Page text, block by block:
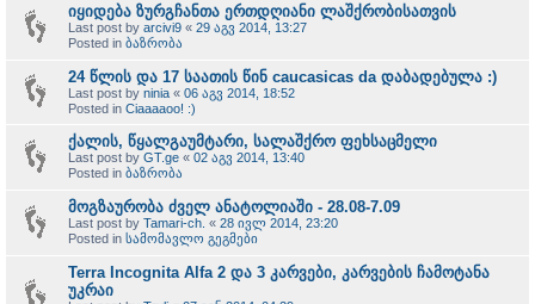
იყიდება ზურგჩანთა ერთდღიანი ლაშქრობისათვის
Last post by arcivi9 « 29 აგვ 2014, 13:27
Posted in ბაზრობა
24 წლის და 17 საათის წინ caucasicas da დაბადებულა :)
Last post by ninia « 06 აგვ 2014, 18:52
Posted in Ciaaaaoo! :)
ქალის, წყალგაუმტარი, სალაშქრო ფეხსაცმელი
Last post by GT.ge « 02 აგვ 2014, 13:40
Posted in ბაზრობა
მოგზაურობა ძველ ანატოლიაში - 28.08-7.09
Last post by Tamari-ch. « 28 ივლ 2014, 23:20
Posted in სამომავლო გეგმები
Terra Incognita Alfa 2 და 3 კარვები, კარვების ჩამოტანა
უკრაი